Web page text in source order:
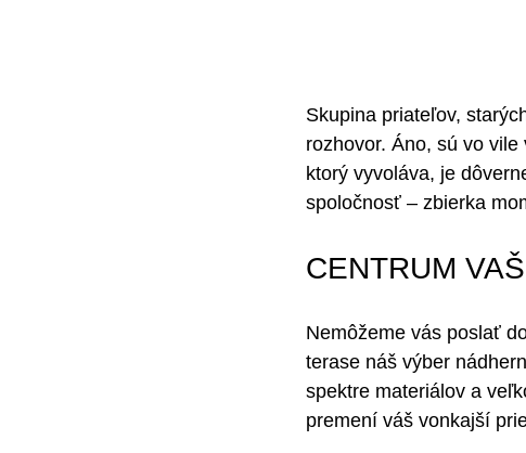
Skupina priateľov,
rozhovor. Áno, sú vo
ktorý vyvoláva, je
spoločnosť – zbierka
CENTRUM
Nemôžeme vás poslať
terase náš výber
spektre materiálov a
premení váš vonkajší